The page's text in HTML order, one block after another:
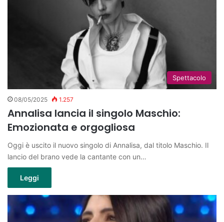
Spettacolo
08/05/2025 1.257
Annalisa lancia il singolo Maschio:
Emozionata e orgogliosa
Oggi è uscito il nuovo singolo di Annalisa, dal titolo Maschio. Il
lancio del brano vede la cantante con un…
Leggi